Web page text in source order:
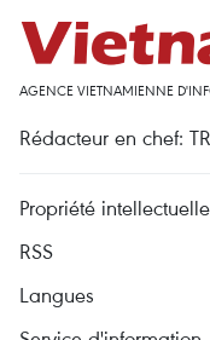
AGENCE VIETNAMIENNE
Rédacteur en chef:
Propriété intellectuelle
RSS
Langues